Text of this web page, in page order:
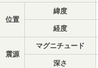
位置
緯度
経度
震源
マグニチュード
深さ